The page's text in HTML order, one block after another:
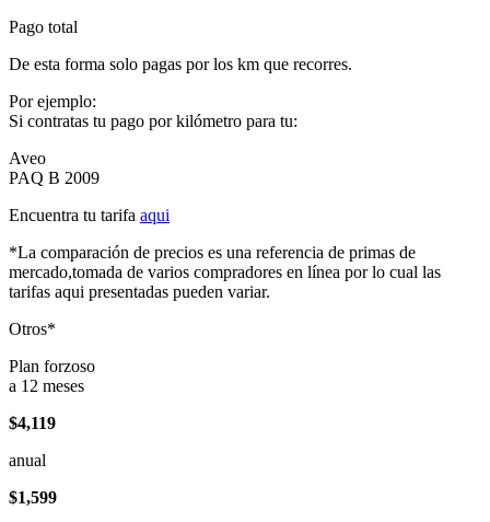
Pago total
De esta forma solo pagas por los km que recorres.
Por ejemplo:
Si contratas tu pago por kilómetro para tu:
Aveo
PAQ B 2009
Encuentra tu tarifa aqui
*La comparación de precios es una referencia de primas de
mercado,tomada de varios compradores en línea por lo cual las
tarifas aqui presentadas pueden variar.
Otros*
Plan forzoso
a 12 meses
$4,119
anual
$1,599